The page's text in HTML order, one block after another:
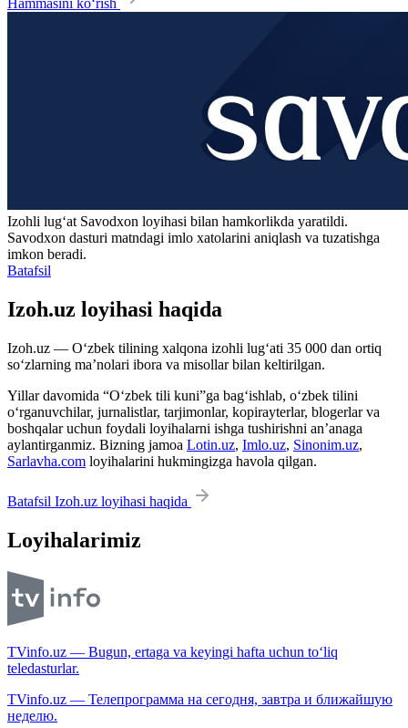
Hammasini ko‘rish
Izohli lugʻat Savodxon loyihasi bilan hamkorlikda yaratildi.
Savodxon dasturi matndagi imlo xatolarini aniqlash va tuzatishga
imkon beradi.
Batafsil
Izoh.uz loyihasi haqida
Izoh.uz — O‘zbek tilining xalqona izohli lug‘ati 35 000 dan ortiq
so‘zlarning ma’nolari ibora va misollar bilan keltirilgan.
Yillar davomida “O‘zbek tili kuni”ga bag‘ishlab, o‘zbek tilini
o‘rganuvchilar, jurnalistlar, tarjimonlar, kopirayterlar, blogerlar va
boshqalar uchun foydali loyihalarni ishga tushirishni an’anaga
aylantirganmiz. Bizning jamoa Lotin.uz, Imlo.uz, Sinonim.uz,
Sarlavha.com loyihalarini hukmingizga havola qilgan.
Batafsil Izoh.uz loyihasi haqida
Loyihalarimiz
TVinfo.uz — Bugun, ertaga va keyingi hafta uchun to‘liq
teledasturlar.
TVinfo.uz — Телепрограмма на сегодня, завтра и ближайшую
неделю.